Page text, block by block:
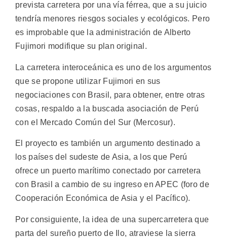
prevista carretera por una vía férrea, que a su juicio
tendría menores riesgos sociales y ecológicos. Pero
es improbable que la administración de Alberto
Fujimori modifique su plan original.
La carretera interoceánica es uno de los argumentos
que se propone utilizar Fujimori en sus
negociaciones con Brasil, para obtener, entre otras
cosas, respaldo a la buscada asociación de Perú
con el Mercado Común del Sur (Mercosur).
El proyecto es también un argumento destinado a
los países del sudeste de Asia, a los que Perú
ofrece un puerto marítimo conectado por carretera
con Brasil a cambio de su ingreso en APEC (foro de
Cooperación Económica de Asia y el Pacífico).
Por consiguiente, la idea de una supercarretera que
parta del sureño puerto de Ilo, atraviese la sierra